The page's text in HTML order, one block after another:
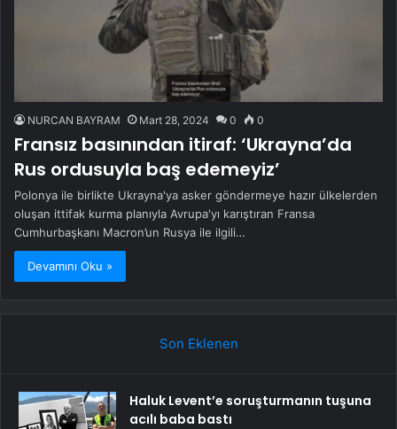
NURCAN BAYRAM Mart 28, 2024 0 0
Fransız basınından itiraf: ‘Ukrayna’da
Rus ordusuyla baş edemeyiz’
Polonya ile birlikte Ukrayna'ya asker göndermeye hazır ülkelerden
oluşan ittifak kurma planıyla Avrupa'yı karıştıran Fransa
Cumhurbaşkanı Macron’un Rusya ile ilgili…
Devamını Oku »
Son Eklenen
Haluk Levent’e soruşturmanın tuşuna
acılı baba bastı